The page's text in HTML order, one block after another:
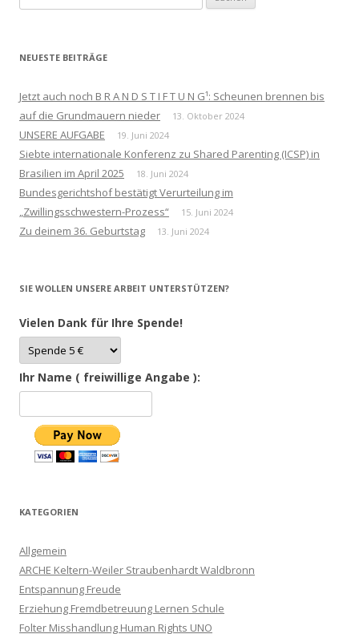
nach:
NEUESTE BEITRÄGE
Jetzt auch noch B R A N D S T I F T U N G¹: Scheunen brennen bis
auf die Grundmauern nieder
13. Oktober 2024
UNSERE AUFGABE 19. Juni 2024
Siebte internationale Konferenz zu Shared Parenting (ICSP) in
Brasilien im April 2025
18. Juni 2024
Bundesgerichtshof bestätigt Verurteilung im
„Zwillingsschwestern-Prozess“
15. Juni 2024
Zu deinem 36. Geburtstag 13. Juni 2024
SIE WOLLEN UNSERE ARBEIT UNTERSTÜTZEN?
Vielen Dank für Ihre Spende!
Ihr Name ( freiwillige Angabe ):
KATEGORIEN
Allgemein
ARCHE Keltern-Weiler Straubenhardt Waldbronn
Entspannung Freude
Erziehung Fremdbetreuung Lernen Schule
Folter Misshandlung Human Rights UNO